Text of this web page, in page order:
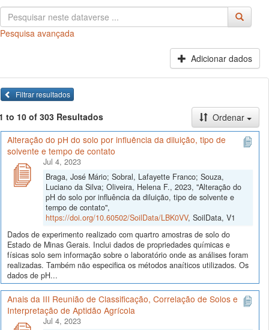
Pesquisa avançada
Adicionar dados
Filtrar resultados
to 10 of 303 Resultados
Ordenar
Alteração do pH do solo por influência da diluição, tipo de
solvente e tempo de contato
Jul 4, 2023
Braga, José Mário; Sobral, Lafayette Franco; Souza,
Luciano da Silva; Oliveira, Helena F., 2023, "Alteração do
pH do solo por influência da diluição, tipo de solvente e
tempo de contato",
https://doi.org/10.60502/SoilData/LBK0VV, SoilData, V1
Dados de experimento realizado com quartro amostras de solo do
Estado de Minas Gerais. Inclui dados de propriedades químicas e
físicas solo sem informação sobre o laboratório onde as análises foram
realizadas. Também não especifica os métodos anaíticos utilizados. Os
dados de pH...
Anais da III Reunião de Classificação, Correlação de Solos e
Interpretação de Aptidão Agrícola
Jul 4, 2023